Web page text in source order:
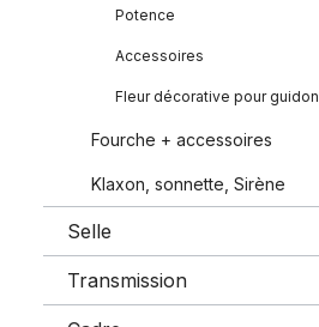
Potence
Accessoires
Fleur décorative pour guidon
Fourche + accessoires
Klaxon, sonnette, Sirène
Selle
Transmission